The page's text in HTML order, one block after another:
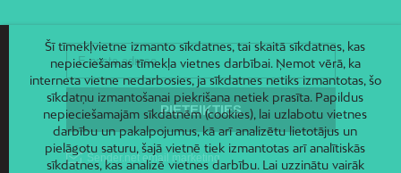
Šī tīmekļvietne izmanto sīkdatnes, tai skaitā sīkdatnes, kas
nepieciešamas tīmekļa vietnes darbībai. Ņemot vērā, ka
interneta vietne nedarbosies, ja sīkdatnes netiks izmantotas, šo
sīkdatņu izmantošanai piekrišana netiek prasīta. Papildus
nepieciešamajām sīkdatnēm (cookies), lai uzlabotu vietnes
darbību un pakalpojumus, kā arī analizētu lietotājus un
pielāgotu saturu, šajā vietnē tiek izmantotas arī analītiskās
sīkdatnes, kas analizē vietnes darbību. Lai uzzinātu vairāk